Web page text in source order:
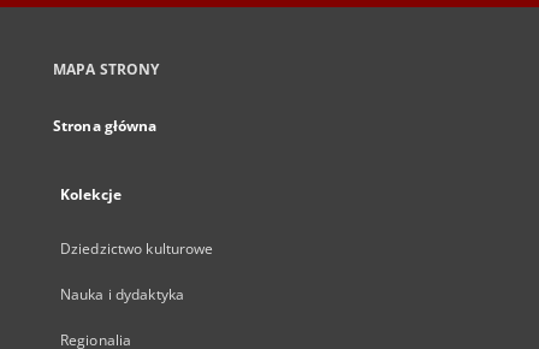
MAPA STRONY
Strona główna
Kolekcje
Dziedzictwo kulturowe
Nauka i dydaktyka
Regionalia